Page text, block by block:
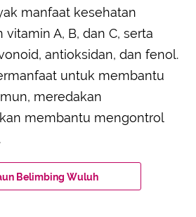
manfaat kesehatan
vitamin A, B, dan C, serta
antioksidan, dan fenol.
untuk membantu
meredakan
membantu mengontrol
Belimbing Wuluh